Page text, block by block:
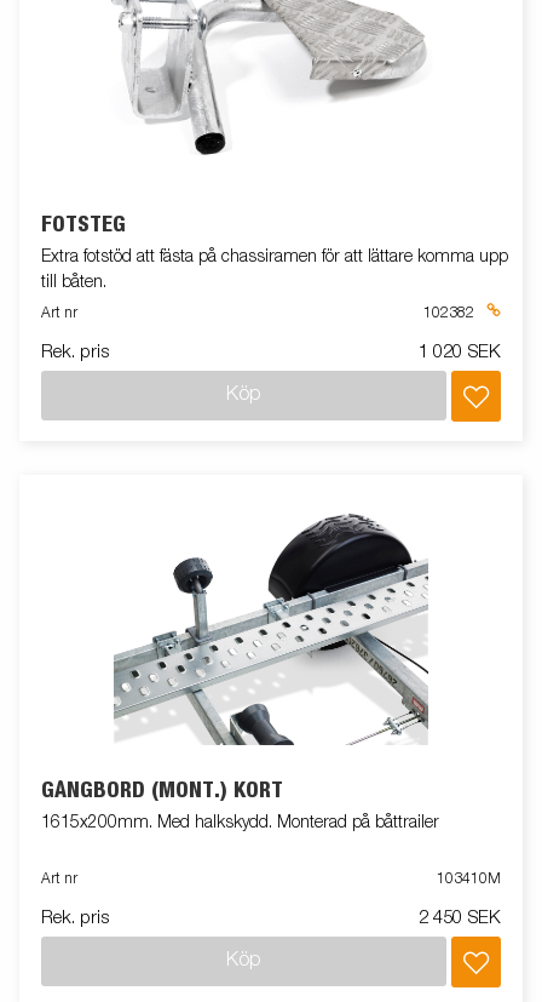
FOTSTEG
Extra fotstöd att fästa på chassiramen för att lättare komma upp
till båten.
Art nr 102382
Rek. pris 1 020 SEK
Köp
GÅNGBORD (MONT.) KORT
1615x200mm. Med halkskydd. Monterad på båttrailer
Art nr 103410M
Rek. pris 2 450 SEK
Köp